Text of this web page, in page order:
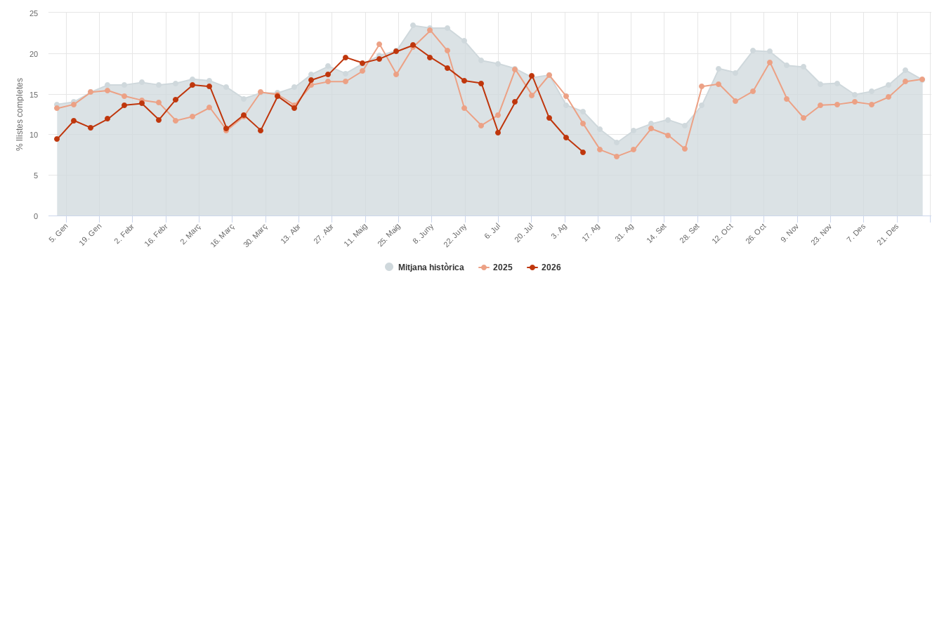
% llistes completes
Mitjana històrica 2025 2026
5. Gen 19. Gen 2. Febr 16. Febr 2. Març 16. Març 30. Març 13. Abr 27. Abr 11. Maig 25. Maig 8. Juny 22. Juny 6. Jul 20. Jul 3. Ag 17. Ag 31. Ag 14. Set 28. Set 12. Oct 26. Oct 9. Nov 23. Nov 7. Des 21. Des
0
5
10
15
20
25